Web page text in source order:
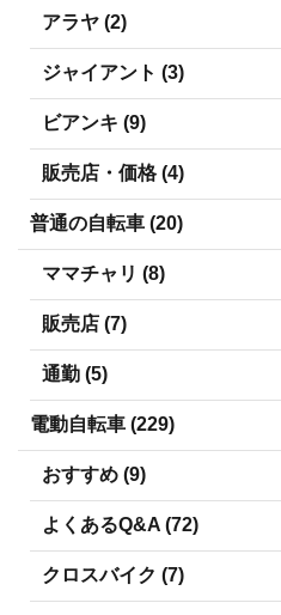
アラヤ (2)
ジャイアント (3)
ビアンキ (9)
販売店・価格 (4)
普通の自転車 (20)
ママチャリ (8)
販売店 (7)
通勤 (5)
電動自転車 (229)
おすすめ (9)
よくあるQ&A (72)
クロスバイク (7)